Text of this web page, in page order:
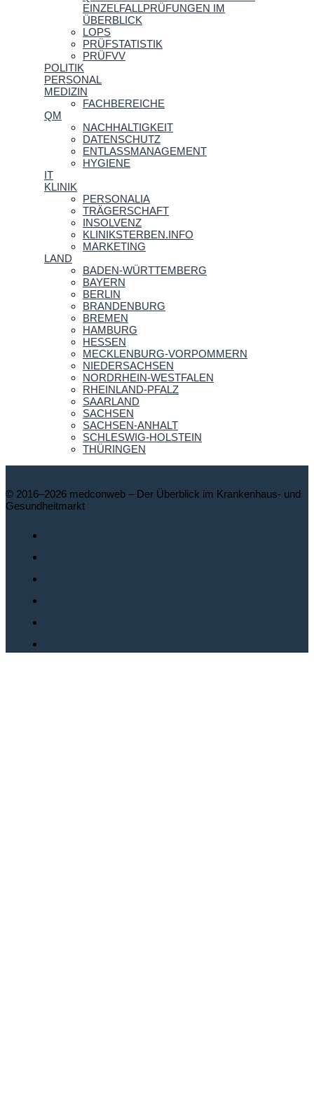
EINZELFALLPRÜFUNGEN IM
ÜBERBLICK
LOPS
PRÜFSTATISTIK
PRÜFVV
POLITIK
PERSONAL
MEDIZIN
FACHBEREICHE
QM
NACHHALTIGKEIT
DATENSCHUTZ
ENTLASSMANAGEMENT
HYGIENE
IT
KLINIK
PERSONALIA
TRÄGERSCHAFT
INSOLVENZ
KLINIKSTERBEN.INFO
MARKETING
LAND
BADEN-WÜRTTEMBERG
BAYERN
BERLIN
BRANDENBURG
BREMEN
HAMBURG
HESSEN
MECKLENBURG-VORPOMMERN
NIEDERSACHSEN
NORDRHEIN-WESTFALEN
RHEINLAND-PFALZ
SAARLAND
SACHSEN
SACHSEN-ANHALT
SCHLESWIG-HOLSTEIN
THÜRINGEN
© 2016–2026 medconweb – Der Überblick im Krankenhaus- und
Gesundheitmarkt